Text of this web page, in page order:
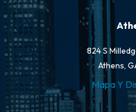
824 S
Athens,
Mapa Y